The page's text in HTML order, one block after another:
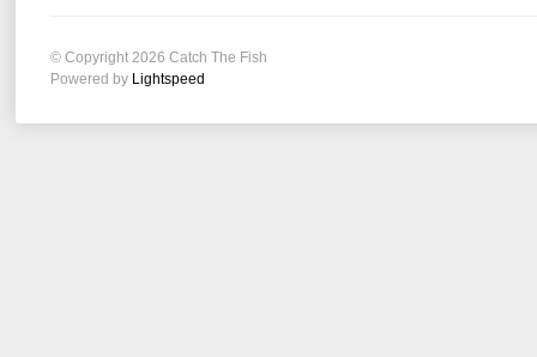
© Copyright 2026 Catch The Fish
Powered by Lightspeed